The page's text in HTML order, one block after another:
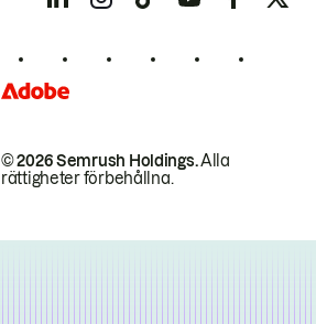
© 2026 Semrush Holdings.Alla
rättigheter förbehållna.